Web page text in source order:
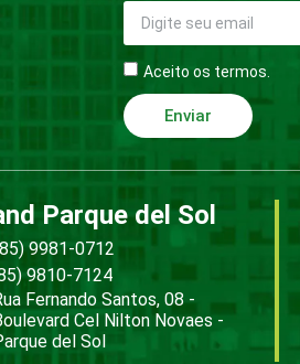
Aceito os termos.
Enviar
Parque del Sol
9981-0712
9810-7124
Fernando Santos, 08 -
Cel Nilton Novaes -
del Sol